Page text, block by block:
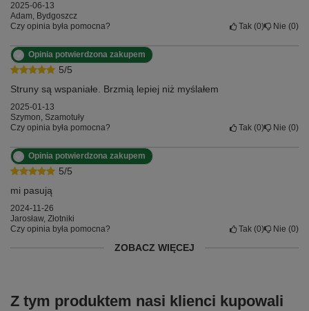
2025-06-13
Adam, Bydgoszcz
Czy opinia była pomocna?
Tak 0 Nie 0
5/5
Opinia potwierdzona zakupem
Struny są wspaniałe. Brzmią lepiej niż myślałem
2025-01-13
Szymon, Szamotuły
Czy opinia była pomocna?
Tak 0 Nie 0
5/5
Opinia potwierdzona zakupem
mi pasują
2024-11-26
Jarosław, Złotniki
Czy opinia była pomocna?
Tak 0 Nie 0
ZOBACZ WIĘCEJ
Z tym produktem nasi klienci kupowali